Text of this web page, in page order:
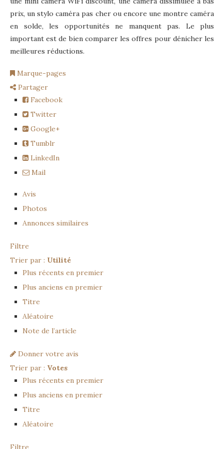
prix, un stylo caméra pas cher ou encore une montre caméra
en solde, les opportunités ne manquent pas. Le plus
important est de bien comparer les offres pour dénicher les
meilleures réductions.
Marque-pages
Partager
Facebook
Twitter
Google+
Tumblr
LinkedIn
Mail
Avis
Photos
Annonces similaires
Filtre
Trier par : Utilité
Plus récents en premier
Plus anciens en premier
Titre
Aléatoire
Note de l’article
Donner votre avis
Trier par : Votes
Plus récents en premier
Plus anciens en premier
Titre
Aléatoire
Filtre